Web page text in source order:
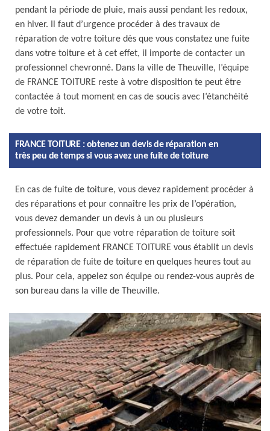
pendant la période de pluie, mais aussi pendant les redoux,
en hiver. Il faut d’urgence procéder à des travaux de
réparation de votre toiture dès que vous constatez une fuite
dans votre toiture et à cet effet, il importe de contacter un
professionnel chevronné. Dans la ville de Theuville, l’équipe
de FRANCE TOITURE reste à votre disposition te peut être
contactée à tout moment en cas de soucis avec l’étanchéité
de votre toit.
FRANCE TOITURE : obtenez un devis de réparation en
très peu de temps si vous avez une fuite de toiture
En cas de fuite de toiture, vous devez rapidement procéder à
des réparations et pour connaître les prix de l’opération,
vous devez demander un devis à un ou plusieurs
professionnels. Pour que votre réparation de toiture soit
effectuée rapidement FRANCE TOITURE vous établit un devis
de réparation de fuite de toiture en quelques heures tout au
plus. Pour cela, appelez son équipe ou rendez-vous auprès de
son bureau dans la ville de Theuville.